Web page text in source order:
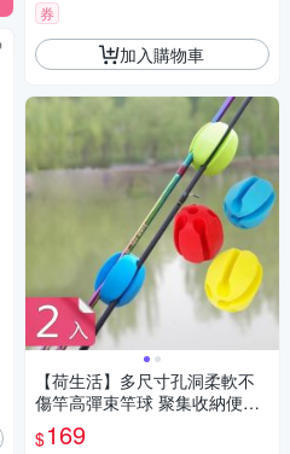
券
加入購物車
【荷生活】多尺寸孔洞柔軟不
傷竿高彈束竿球 聚集收納便於
攜帶護竿固定器-2入組
$169